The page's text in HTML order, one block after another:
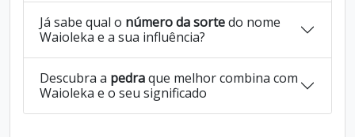
Já sabe qual o número da sortedo nome
Waioleka e a sua influência?
Descubra a pedraque melhor combina com
Waioleka e o seu significado